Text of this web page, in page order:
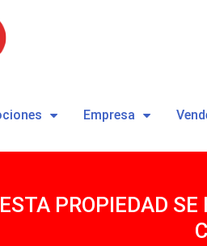
Empresa
PROPIEDAD